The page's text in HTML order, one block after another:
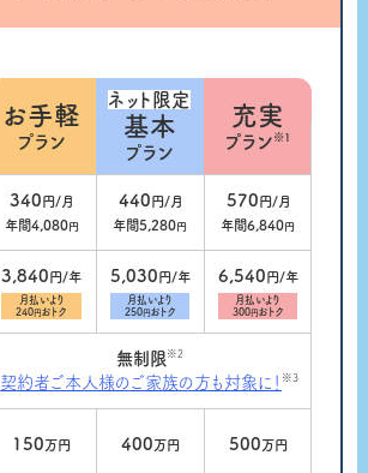
お手軽
プラン
ネット限定
基本
プラン
充実
プラン ※1
340円/月
年間4,080円
440円/月
年間5,280円
570円/月
年間6,840円
3,840円/年
月払いより
240円おトク
5,030円/年
月払いより
250円おトク
6,540円/年
月払いより
300円おトク
無制限 ※2
契約者ご本人様のご家族の方も対象に！ ※3
150万円 400万円 500万円